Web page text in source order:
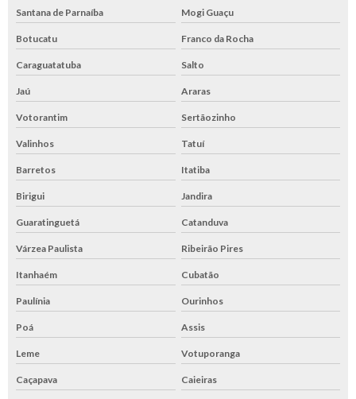
Santana de Parnaíba Mogi Guaçu
Botucatu Franco da Rocha
Caraguatatuba Salto
Jaú Araras
Votorantim Sertãozinho
Valinhos Tatuí
Barretos Itatiba
Birigui Jandira
Guaratinguetá Catanduva
Várzea Paulista Ribeirão Pires
Itanhaém Cubatão
Paulínia Ourinhos
Poá Assis
Leme Votuporanga
Caçapava Caieiras